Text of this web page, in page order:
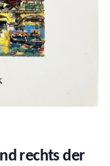
rechts der